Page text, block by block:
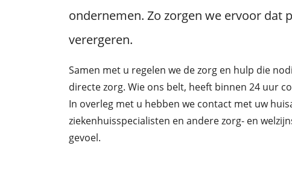
ondernemen. Zo zorgen we ervoor dat
verergeren.
Samen met u regelen we de zorg en hulp die
directe zorg. Wie ons belt, heeft binnen 24 uur
In overleg met u hebben we contact met uw
ziekenhuisspecialisten en andere zorg- en
gevoel.